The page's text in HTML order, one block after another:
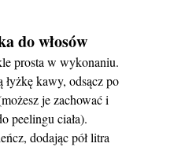
do włosów
prosta w wykonaniu.
łyżkę kawy, odsącz po
je zachować i
peelingu ciała).
dodając pół litra